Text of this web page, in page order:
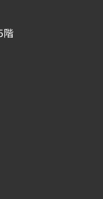
階